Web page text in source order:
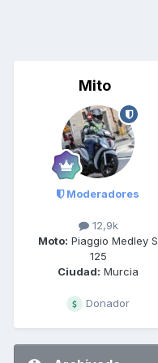
Mito
Moderadores
12,9k
Moto: Piaggio Medley S
125
Ciudad: Murcia
Donador